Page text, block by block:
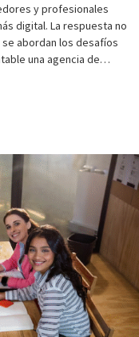
y profesionales
digital. La respuesta no
abordan los desafíos
una agencia de…